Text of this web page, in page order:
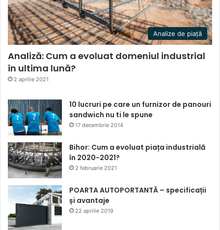
Analize de piață
Analiză: Cum a evoluat domeniul industrial
în ultima lună?
2 aprilie 2021
10 lucruri pe care un furnizor de panouri
sandwich nu ti le spune
17 decembrie 2014
Bihor: Cum a evoluat piața industrială
în 2020-2021?
2 februarie 2021
POARTA AUTOPORTANTĂ – specificații
și avantaje
22 aprilie 2019